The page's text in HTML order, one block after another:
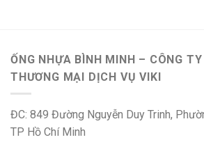
ỐNG NHỰA BÌNH MINH – CÔNG
THƯƠNG MẠI DỊCH VỤ VIKI
ĐC: 849 Đường Nguyễn Duy Trinh,
TP Hồ Chí Minh